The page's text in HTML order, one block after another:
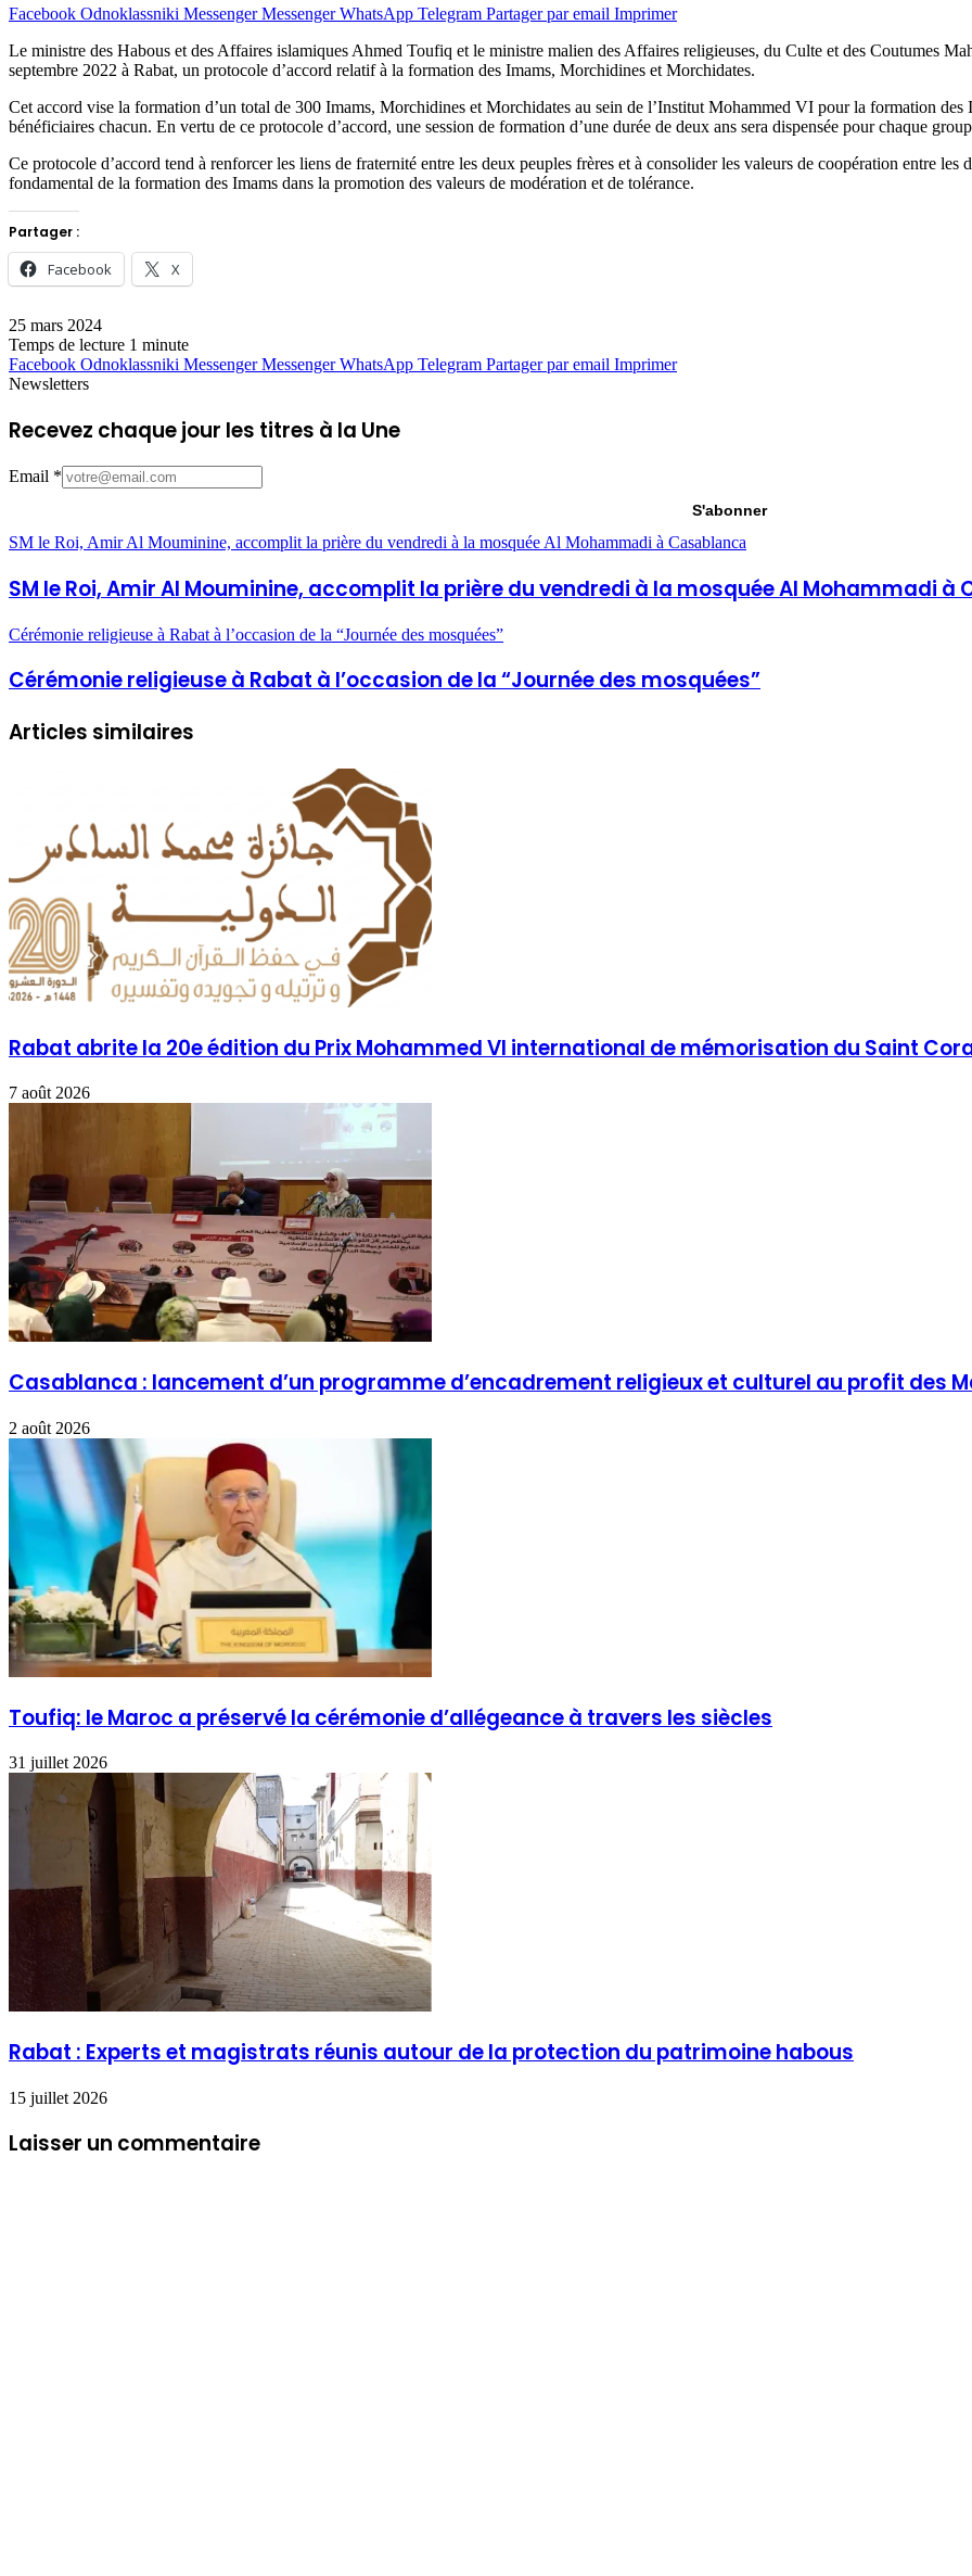
Facebook Odnoklassniki Messenger Messenger WhatsApp Telegram Partager par email Imprimer
Le ministre des Habous et des Affaires islamiques Ahmed Toufiq et le ministre malien des Affaires religieuses, du Culte et des Coutumes
septembre 2022 à Rabat, un protocole d’accord relatif à la formation des Imams, Morchidines et Morchidates.
Cet accord vise la formation d’un total de 300 Imams, Morchidines et Morchidates au sein de l’Institut Mohammed VI pour la formation
bénéficiaires chacun. En vertu de ce protocole d’accord, une session de formation d’une durée de deux ans sera dispensée pour chaque
Ce protocole d’accord tend à renforcer les liens de fraternité entre les deux peuples frères et à consolider les valeurs de coopération entre
fondamental de la formation des Imams dans la promotion des valeurs de modération et de tolérance.
Partager :
Facebook X
25 mars 2024
Temps de lecture 1 minute
Facebook Odnoklassniki Messenger Messenger WhatsApp Telegram Partager par email Imprimer
Newsletters
Recevez chaque jour les titres à la Une
Email *
S'abonner
SM le Roi, Amir Al Mouminine, accomplit la prière du vendredi à la mosquée Al Mohammadi à Casablanca
SM le Roi, Amir Al Mouminine, accomplit la prière du vendredi à la mosquée Al Mohammadi à
Cérémonie religieuse à Rabat à l’occasion de la “Journée des mosquées”
Cérémonie religieuse à Rabat à l’occasion de la “Journée des mosquées”
Articles similaires
Rabat abrite la 20e édition du Prix Mohammed VI international de mémorisation du Saint
7 août 2026
Casablanca : lancement d’un programme d’encadrement religieux et culturel au profit des
2 août 2026
Toufiq: le Maroc a préservé la cérémonie d’allégeance à travers les siècles
31 juillet 2026
Rabat : Experts et magistrats réunis autour de la protection du patrimoine habous
15 juillet 2026
Laisser un commentaire